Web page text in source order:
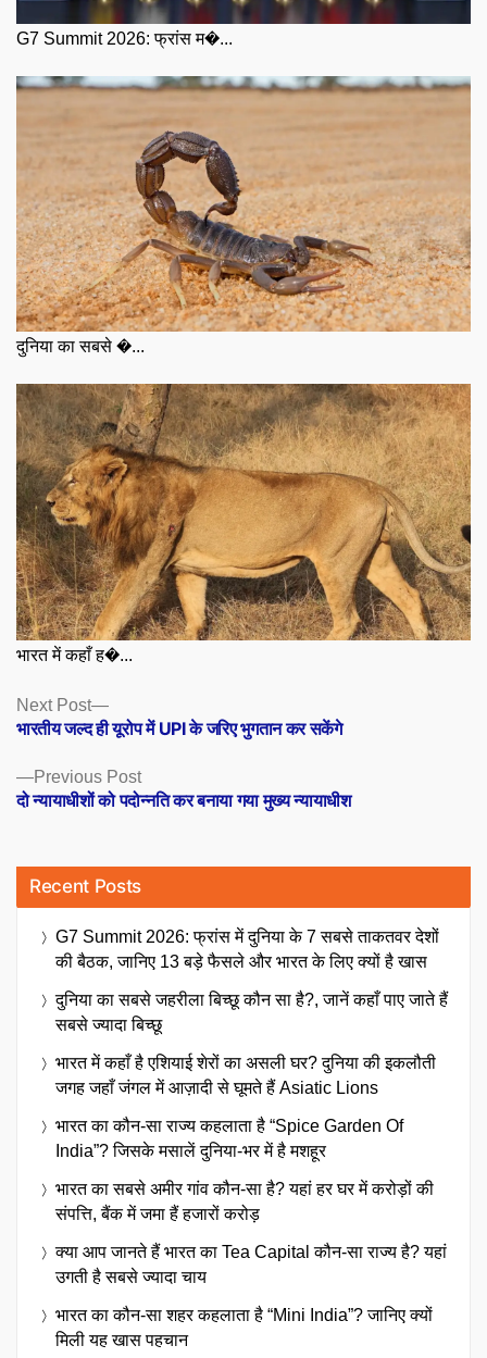
G7 Summit 2026: फ्रांस म�...
दुनिया का सबसे �...
भारत में कहाँ ह�...
Posts
navigation
Previous PostPrevious
post:
दो न्यायाधीशों को पदोन्नति कर बनाया गया मुख्य न्यायाधीश
Next Post
Next
post:
भारतीय जल्द ही यूरोप में UPI के जरिए भुगतान कर सकेंगे
Recent Posts
G7 Summit 2026: फ्रांस में दुनिया के 7 सबसे ताकतवर देशों
की बैठक, जानिए 13 बड़े फैसले और भारत के लिए क्यों है खास
दुनिया का सबसे जहरीला बिच्छू कौन सा है?, जानें कहाँ पाए जाते हैं
सबसे ज्यादा बिच्छू
भारत में कहाँ है एशियाई शेरों का असली घर? दुनिया की इकलौती
जगह जहाँ जंगल में आज़ादी से घूमते हैं Asiatic Lions
भारत का कौन-सा राज्य कहलाता है “Spice Garden Of
India”? जिसके मसालें दुनिया-भर में है मशहूर
भारत का सबसे अमीर गांव कौन-सा है? यहां हर घर में करोड़ों की
संपत्ति, बैंक में जमा हैं हजारों करोड़
क्या आप जानते हैं भारत का Tea Capital कौन-सा राज्य है? यहां
उगती है सबसे ज्यादा चाय
भारत का कौन-सा शहर कहलाता है “Mini India”? जानिए क्यों
मिली यह खास पहचान